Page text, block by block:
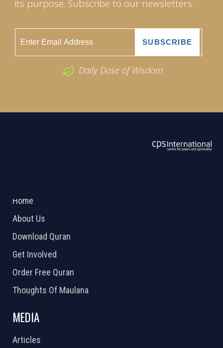
its purpose. Subscribe to our newsletters.
Daily Dose of Wisdom
Home
About Us
Download Quran
Get Involved
Order Free Quran
Thoughts Of Maulana
MEDIA
Articles